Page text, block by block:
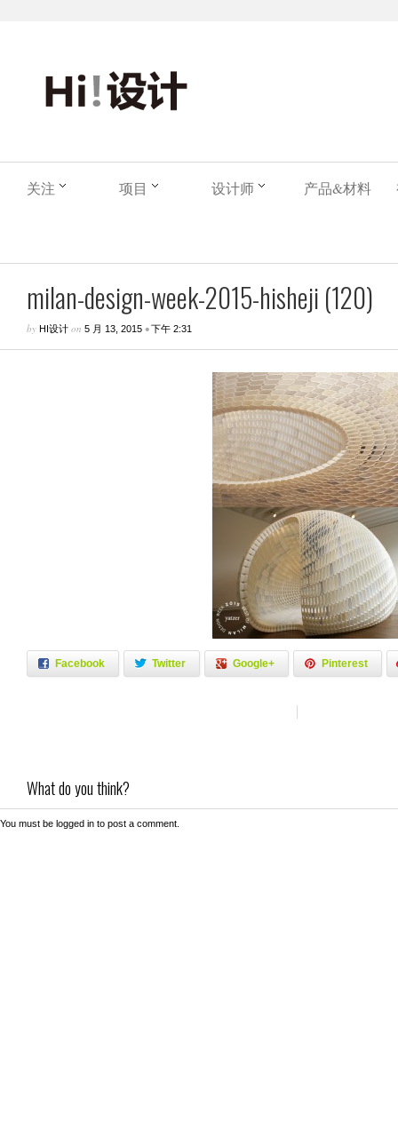
关注 项目 设计师 产品&材料
milan-design-week-2015-hisheji (120)
by HI设计 on 5 月 13, 2015 •下午 2:31
Facebook Twitter Google+ Pinterest
What do you think?
You must be logged in to post a comment.